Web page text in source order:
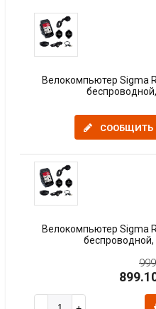
Велокомпьютер Sigma
СООБЩИТЬ
Велокомпьютер Sigma